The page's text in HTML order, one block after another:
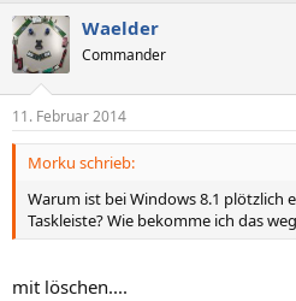
Waelder
Commander
11. Februar 2014
Morku schrieb:
Warum ist bei Windows 8.1 plötzlich
Taskleiste? Wie bekomme ich das
mit löschen....